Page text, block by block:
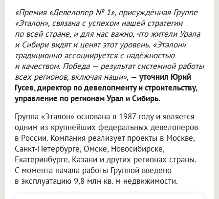
«Премия «Девелопер № 1», присуждённая Группе
«Эталон», связана с успехом нашей стратегии
по всей стране, и для нас важно, что жители Урала
и Сибири видят и ценят этот уровень. «Эталон»
традиционно ассоциируется с надёжностью
и качеством. Победа — результат системной работы
всех регионов, включая наши», — уточнил Юрий
Гусев, директор по девелопменту и строительству,
управление по регионам Урал и Сибирь.
Группа «Эталон» основана в 1987 году и является
одним из крупнейших федеральных девелоперов
в России. Компания реализует проекты в Москве,
Санкт-Петербурге, Омске, Новосибирске,
Екатеринбурге, Казани и других регионах страны.
С момента начала работы Группой введено
в эксплуатацию 9,8 млн кв. м недвижимости.